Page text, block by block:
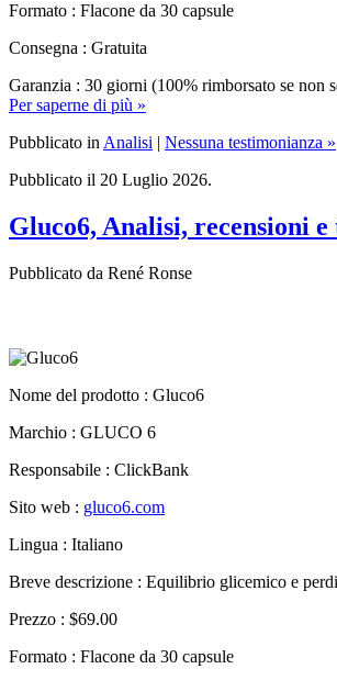
Formato : Flacone da 30 capsule
Consegna : Gratuita
Garanzia : 30 giorni (100% rimborsato se non
Per saperne di più »
Pubblicato in Analisi | Nessuna testimonianza »
Pubblicato il 20 Luglio 2026.
Gluco6, Analisi, recensioni e
Pubblicato da René Ronse
Nome del prodotto : Gluco6
Marchio : GLUCO 6
Responsabile : ClickBank
Sito web : gluco6.com
Lingua : Italiano
Breve descrizione : Equilibrio glicemico e
Prezzo : $69.00
Formato : Flacone da 30 capsule